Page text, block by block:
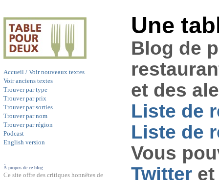
Accueil / Voir nouveaux textes
Voir anciens textes
Trouver par type
Trouver par prix
Trouver par sorties
Trouver par nom
Trouver par région
Podcast
English version
À propos de ce blog
Ce site offre des critiques honnêtes de
Une
Blog de
et des
Liste de
Liste de
Vous
Twitter